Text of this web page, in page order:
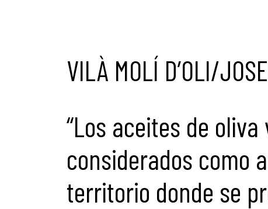
VILÀ MOLÍ D’OLI/
“Los aceites de
considerados como
territorio donde se